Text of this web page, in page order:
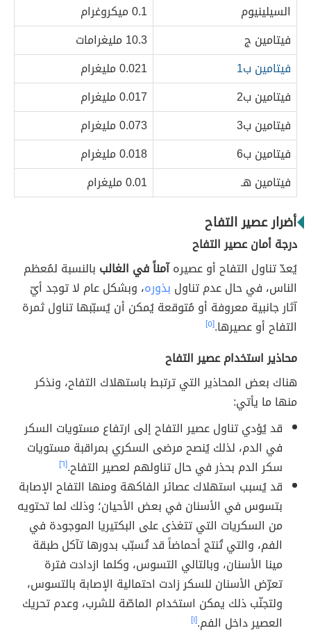
السيلينيوم
0.1 ميكروغرام
فيتامين ج
10.3 مليغرامات
فيتامين ب1
0.021 مليغرام
فيتامين ب2
0.017 مليغرام
فيتامين ب3
0.073 مليغرام
فيتامين ب6
0.018 مليغرام
فيتامين ھـ
0.01 مليغرام
أضرار عصير التفاح
درجة أمان عصير التفاح
يُعدّ تناول التفاح أو عصيرهآمناً في الغالب بالنسبة لمُعظم
الناس، في حال عدم تناول بذوره، وبشكل عام لا توجد أيّ
آثار جانبية معروفة أو مُتوقعة يُمكن أن يُسبّبها تناول ثمرة
التفاح أو عصيرها.[٥]
محاذير استخدام عصير التفاح
هناك بعض المحاذير التي ترتبط باستهلاك التفاح، ونذكر
منها ما يأتي:
قد يُؤدي تناول عصير التفاح إلى ارتفاع مستويات السكر
في الدم، لذلك يُنصح مرضى السكري بمراقبة مستويات
سكر الدم بحذر في حال تناولهم لعصير التفاح.[٦]
قد يُسبب استهلاك عصائر الفاكهة ومنها التفاح الإصابة
بتسوس في الأسنان في بعض الأحيان؛ وذلك لما تحتويه
من السكريات التي تتغذى على البكتيريا الموجودة في
الفم، والتي تُنتج أحماضاً قد تُسبّب بدورها تآكل طبقة
مينا الأسنان، وبالتالي التسوس، وكلما ازدادت فترة
تعرّض الأسنان للسكر زادت احتمالية الإصابة بالتسوس،
ولتجنّب ذلك يمكن استخدام الماصّة للشرب، وعدم تحريك
العصير داخل الفم.[١]